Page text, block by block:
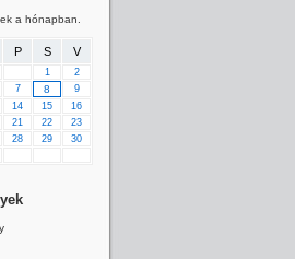
a hónapban.
P S V
1
2
7 8
9
14 15
16
21 22
23
28 29
30